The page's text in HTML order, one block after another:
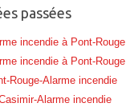
passées
incendie à Pont-Rouge
incendie à Pont-Rouge
Rouge-Alarme incendie
Alarme incendie